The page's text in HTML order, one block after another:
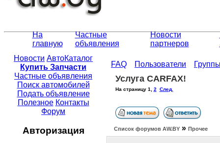
На
главную
Частные
объявления
Новости
партнеров
Новости АвтоКаталог
Купить Запчасти
Частные объявления
Поиск автомобилей
Подать объявление
Полезное Контакты
Форум
Авторизация
FAQ Пользователи
Услуга CARFAX!
На страницу 1 2 След.
Список форумов АW.BY » Прочее